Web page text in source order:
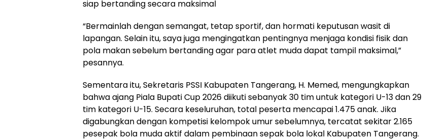
siap bertanding secara maksimal
“Bermainlah dengan semangat, tetap sportif, dan hormati keputusan wasit di
lapangan. Selain itu, saya juga mengingatkan pentingnya menjaga kondisi fisik dan
pola makan sebelum bertanding agar para atlet muda dapat tampil maksimal,”
pesannya.
Sementara itu, Sekretaris PSSI Kabupaten Tangerang, H. Memed, mengungkapkan
bahwa ajang Piala Bupati Cup 2026 diikuti sebanyak 30 tim untuk kategori U-13 dan 29
tim kategori U-15. Secara keseluruhan, total peserta mencapai 1.475 anak. Jika
digabungkan dengan kompetisi kelompok umur sebelumnya, tercatat sekitar 2.165
pesepak bola muda aktif dalam pembinaan sepak bola lokal Kabupaten Tangerang.